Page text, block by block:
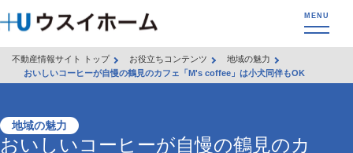
不動産情報サイト トップ お役立ちコンテンツ
地域の魅力
おいしいコーヒーが自慢の鶴見のカフェ「M's coffee」は小犬同伴もOK
地域の魅力
おいしいコーヒーが自慢の鶴見のカ